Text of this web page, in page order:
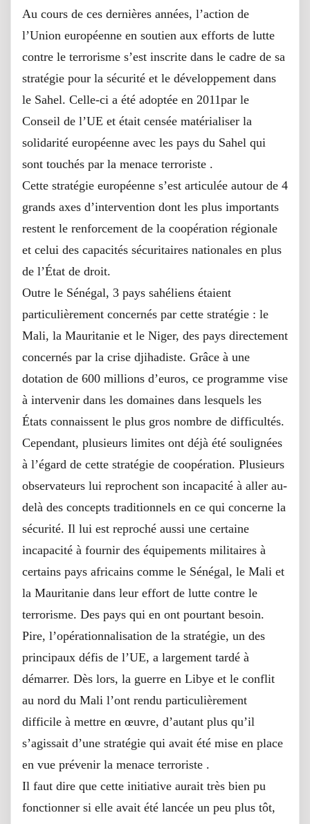
Au cours de ces dernières années, l’action de
l’Union européenne en soutien aux efforts de lutte
contre le terrorisme s’est inscrite dans le cadre de sa
stratégie pour la sécurité et le développement dans
le Sahel. Celle-ci a été adoptée en 2011par le
Conseil de l’UE et était censée matérialiser la
solidarité européenne avec les pays du Sahel qui
sont touchés par la menace terroriste .
Cette stratégie européenne s’est articulée autour de 4
grands axes d’intervention dont les plus importants
restent le renforcement de la coopération régionale
et celui des capacités sécuritaires nationales en plus
de l’État de droit.
Outre le Sénégal, 3 pays sahéliens étaient
particulièrement concernés par cette stratégie : le
Mali, la Mauritanie et le Niger, des pays directement
concernés par la crise djihadiste. Grâce à une
dotation de 600 millions d’euros, ce programme vise
à intervenir dans les domaines dans lesquels les
États connaissent le plus gros nombre de difficultés.
Cependant, plusieurs limites ont déjà été soulignées
à l’égard de cette stratégie de coopération. Plusieurs
observateurs lui reprochent son incapacité à aller au-
delà des concepts traditionnels en ce qui concerne la
sécurité. Il lui est reproché aussi une certaine
incapacité à fournir des équipements militaires à
certains pays africains comme le Sénégal, le Mali et
la Mauritanie dans leur effort de lutte contre le
terrorisme. Des pays qui en ont pourtant besoin.
Pire, l’opérationnalisation de la stratégie, un des
principaux défis de l’UE, a largement tardé à
démarrer. Dès lors, la guerre en Libye et le conflit
au nord du Mali l’ont rendu particulièrement
difficile à mettre en œuvre, d’autant plus qu’il
s’agissait d’une stratégie qui avait été mise en place
en vue prévenir la menace terroriste .
Il faut dire que cette initiative aurait très bien pu
fonctionner si elle avait été lancée un peu plus tôt,